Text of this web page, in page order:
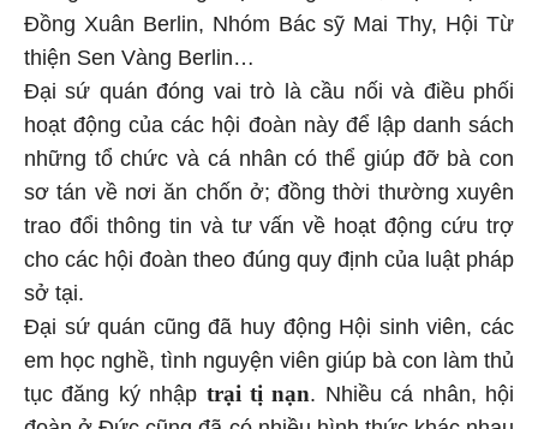
Đồng Xuân Berlin, Nhóm Bác sỹ Mai Thy, Hội Từ
thiện Sen Vàng Berlin…
Đại sứ quán đóng vai trò là cầu nối và điều phối
hoạt động của các hội đoàn này để lập danh sách
những tổ chức và cá nhân có thể giúp đỡ bà con
sơ tán về nơi ăn chốn ở; đồng thời thường xuyên
trao đổi thông tin và tư vấn về hoạt động cứu trợ
cho các hội đoàn theo đúng quy định của luật pháp
sở tại.
Đại sứ quán cũng đã huy động Hội sinh viên, các
em học nghề, tình nguyện viên giúp bà con làm thủ
tục đăng ký nhập trại tị nạn . Nhiều cá nhân, hội
đoàn ở Đức cũng đã có nhiều hình thức khác nhau